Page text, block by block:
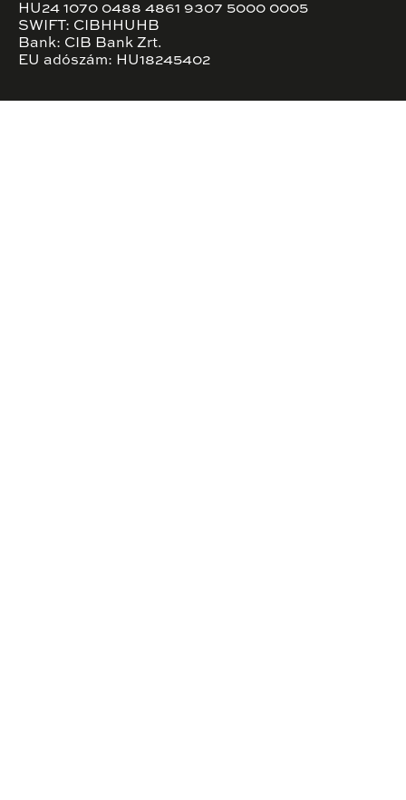
HU24 1070 0488 4861 9307 5000 0005
SWIFT: CIBHHUHB
Bank: CIB Bank Zrt.
EU adószám: HU18245402